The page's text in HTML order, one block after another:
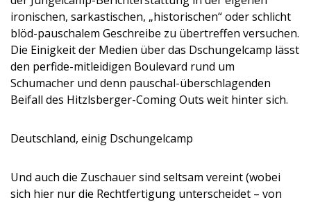
ironischen, sarkastischen, „historischen“ oder schlicht
blöd-pauschalem Geschreibe zu übertreffen versuchen.
Die Einigkeit der Medien über das Dschungelcamp lässt
den perfide-mitleidigen Boulevard rund um
Schumacher und denn pauschal-überschlagenden
Beifall des Hitzlsberger-Coming Outs weit hinter sich.
Deutschland, einig Dschungelcamp
Und auch die Zuschauer sind seltsam vereint (wobei
sich hier nur die Rechtfertigung unterscheidet – von